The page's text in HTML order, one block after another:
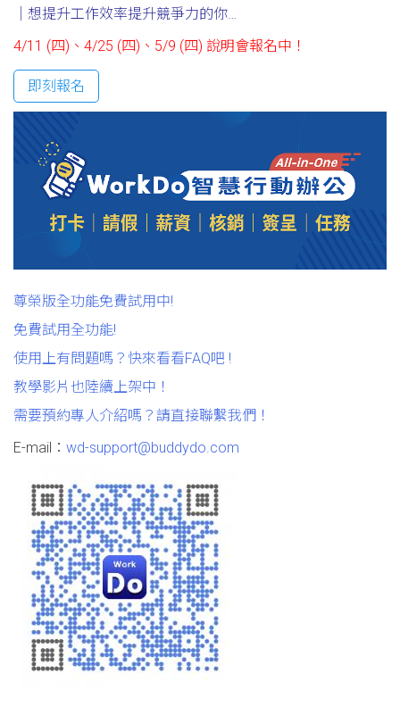
｜想提升工作效率提升競爭力的你…
4/11 (四)、4/25 (四)、5/9 (四) 說明會報名中！
即刻報名
尊榮版全功能免費試用中!
免費試用全功能!
使用上有問題嗎？快來看看FAQ吧 !
教學影片也陸續上架中！
需要預約專人介紹嗎？請直接聯繫我們！
E-mail： wd-support@buddydo.com